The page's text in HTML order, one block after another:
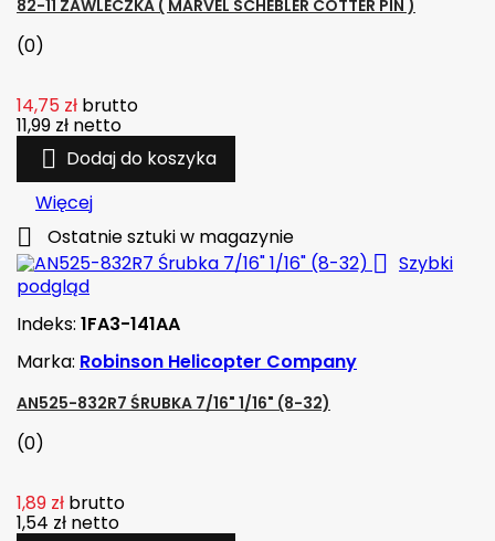
82-11 ZAWLECZKA ( MARVEL SCHEBLER COTTER PIN )
(0)
14,75 zł brutto
11,99 zł netto
 Dodaj do koszyka
Więcej
 Ostatnie sztuki w magazynie
 Szybki
podgląd
Indeks: 1FA3-141AA
Marka: Robinson Helicopter Company
AN525-832R7 ŚRUBKA 7/16" 1/16" (8-32)
(0)
1,89 zł brutto
1,54 zł netto